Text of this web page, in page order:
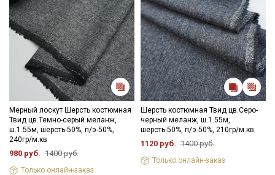
Мерный лоскут Шерсть костюмная
Твид цв.Темно-серый меланж,
ш.1.55м, шерсть-50%, п/э-50%,
240гр/м.кв
980 руб. 1400 руб.
Только онлайн-заказ
Шерсть костюмная Твид цв.Серо-
черный меланж, ш.1.55м,
шерсть-50%, п/э-50%, 210гр/м.кв
1120 руб. 1400 руб.
Только онлайн-заказ